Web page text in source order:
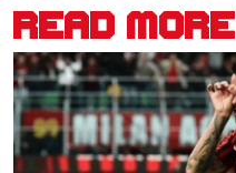
READ MORE